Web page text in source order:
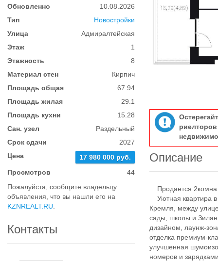
Обновленно
10.08.2026
Тип
Новостройки
Улица
Адмиралтейская
Этаж
1
Этажность
8
Материал стен
Кирпич
Площадь общая
67.94
Площадь жилая
29.1
Площадь кухни
15.28
Сан. узел
Раздельный
Срок сдачи
2027
Цена
17 980 000 руб.
Просмотров
44
Пожалуйста, сообщите владельцу
объявления, что вы нашли его на
KZNREALT.RU
Контакты
Описание
Продается
Уютная квартира в
Кремля, между
сады, школы и
дизайном, лаунж-
отделка премиум-
улучшенная
номеров и